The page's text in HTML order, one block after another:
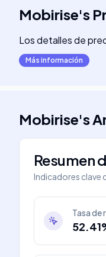
Mobirise's
Los detalles de
Más información
Mobirise's
Resumen
Indicadores clave
Tasa de